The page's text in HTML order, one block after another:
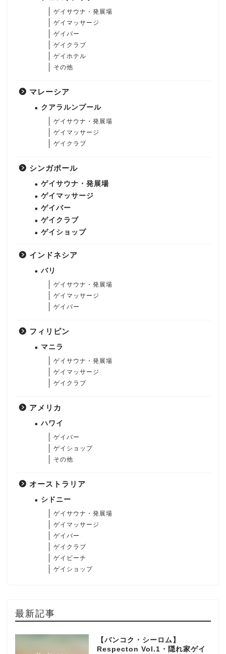
ゲイサウナ・発展場
ゲイマッサージ
ゲイバー
ゲイクラブ
ゲイホテル
その他
マレーシア
クアラルンプール
ゲイサウナ・発展場
ゲイマッサージ
ゲイクラブ
シンガポール
ゲイサウナ・発展場
ゲイマッサージ
ゲイバー
ゲイクラブ
ゲイショップ
インドネシア
バリ
ゲイサウナ・発展場
ゲイマッサージ
ゲイバー
フィリピン
マニラ
ゲイサウナ・発展場
ゲイマッサージ
ゲイクラブ
アメリカ
ハワイ
ゲイバー
ゲイショップ
その他
オーストラリア
シドニー
ゲイサウナ・発展場
ゲイマッサージ
ゲイバー
ゲイクラブ
ゲイビーチ
ゲイショップ
最新記事
【バンコク・シーロム】
Respecton Vol.1・隠れ家ゲイ